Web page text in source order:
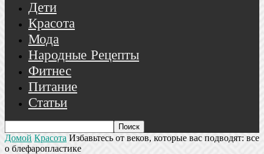
Дети
Красота
Мода
Народные Рецепты
Фитнес
Питание
Статьи
Домой Красота Избавьтесь от веков, которые вас подводят: все
о блефаропластике